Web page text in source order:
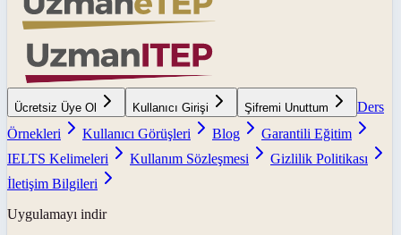
Ücretsiz Üye Ol Kullanıcı Girişi Şifremi Unuttum
Ders
Örnekleri
Kullanıcı Görüşleri Blog
Garantili Eğitim
IELTS Kelimeleri
Kullanım Sözleşmesi
Gizlilik Politikası
İletişim Bilgileri
Uygulamayı indir